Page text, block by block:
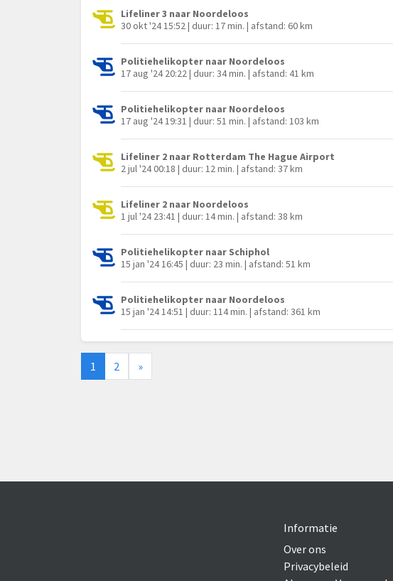
Lifeliner 3 naar Noordeloos
30 okt '24 15:52 | duur: 17 min. | afstand: 60 km
Politiehelikopter naar Noordeloos
17 aug '24 20:22 | duur: 34 min. | afstand: 41 km
Politiehelikopter naar Noordeloos
17 aug '24 19:31 | duur: 51 min. | afstand: 103 km
Lifeliner 2 naar Rotterdam The Hague Airport
2 jul '24 00:18 | duur: 12 min. | afstand: 37 km
Lifeliner 2 naar Noordeloos
1 jul '24 23:41 | duur: 14 min. | afstand: 38 km
Politiehelikopter naar Schiphol
15 jan '24 16:45 | duur: 23 min. | afstand: 51 km
Politiehelikopter naar Noordeloos
15 jan '24 14:51 | duur: 114 min. | afstand: 361 km
1 2 »
Informatie
Over ons
Privacybeleid